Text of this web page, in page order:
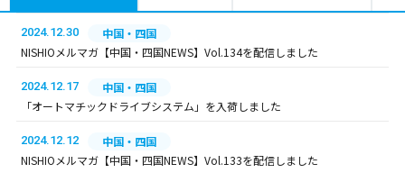
2024.12.30
中国・四国
NISHIOメルマガ【中国・四国NEWS】Vol.134を配信しました
2024.12.17
中国・四国
「オートマチックドライブシステム」を入荷しました
2024.12.12
中国・四国
NISHIOメルマガ【中国・四国NEWS】Vol.133を配信しました